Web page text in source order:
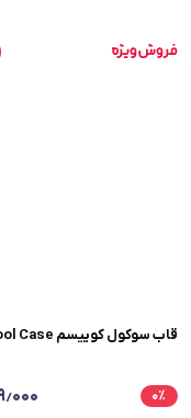
قاب سوکول کوییسم So Cool Case
۰٪